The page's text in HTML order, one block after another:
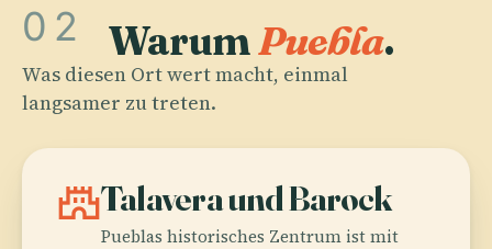
02 WarumPuebla.
Was diesen Ort wert macht, einmal
langsamer zu treten.
castleTalavera und Barock
Pueblas historisches Zentrum ist mit